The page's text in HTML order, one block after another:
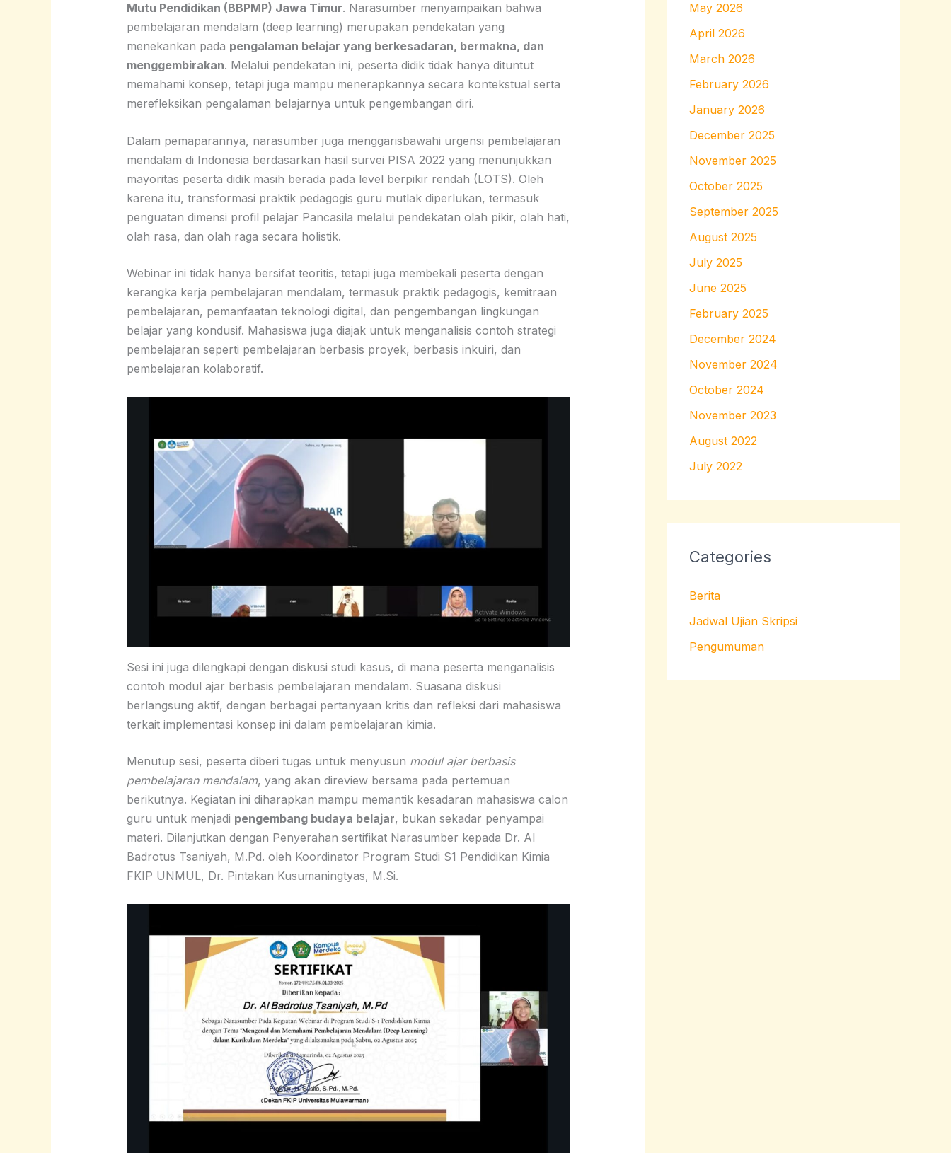
Mutu Pendidikan (BBPMP) Jawa Timur. Narasumber menyampaikan bahwa
pembelajaran mendalam (deep learning) merupakan pendekatan yang
menekankan pada pengalaman belajar yang berkesadaran, bermakna, dan
menggembirakan. Melalui pendekatan ini, peserta didik tidak hanya dituntut
memahami konsep, tetapi juga mampu menerapkannya secara kontekstual serta
merefleksikan pengalaman belajarnya untuk pengembangan diri.
Dalam pemaparannya, narasumber juga menggarisbawahi urgensi pembelajaran
mendalam di Indonesia berdasarkan hasil survei PISA 2022 yang menunjukkan
mayoritas peserta didik masih berada pada level berpikir rendah (LOTS). Oleh
karena itu, transformasi praktik pedagogis guru mutlak diperlukan, termasuk
penguatan dimensi profil pelajar Pancasila melalui pendekatan olah pikir, olah hati,
olah rasa, dan olah raga secara holistik.
Webinar ini tidak hanya bersifat teoritis, tetapi juga membekali peserta dengan
kerangka kerja pembelajaran mendalam, termasuk praktik pedagogis, kemitraan
pembelajaran, pemanfaatan teknologi digital, dan pengembangan lingkungan
belajar yang kondusif. Mahasiswa juga diajak untuk menganalisis contoh strategi
pembelajaran seperti pembelajaran berbasis proyek, berbasis inkuiri, dan
pembelajaran kolaboratif.
Sesi ini juga dilengkapi dengan diskusi studi kasus, di mana peserta menganalisis
contoh modul ajar berbasis pembelajaran mendalam. Suasana diskusi
berlangsung aktif, dengan berbagai pertanyaan kritis dan refleksi dari mahasiswa
terkait implementasi konsep ini dalam pembelajaran kimia.
Menutup sesi, peserta diberi tugas untuk menyusun modul ajar berbasis
pembelajaran mendalam, yang akan direview bersama pada pertemuan
berikutnya. Kegiatan ini diharapkan mampu memantik kesadaran mahasiswa calon
guru untuk menjadi pengembang budaya belajar, bukan sekadar penyampai
materi. Dilanjutkan dengan Penyerahan sertifikat Narasumber kepada Dr. Al
Badrotus Tsaniyah, M.Pd. oleh Koordinator Program Studi S1 Pendidikan Kimia
FKIP UNMUL, Dr. Pintakan Kusumaningtyas, M.Si.
May 2026
April 2026
March 2026
February 2026
January 2026
December 2025
November 2025
October 2025
September 2025
August 2025
July 2025
June 2025
February 2025
December 2024
November 2024
October 2024
November 2023
August 2022
July 2022
Categories
Berita
Jadwal Ujian Skripsi
Pengumuman